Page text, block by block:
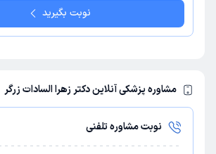
نوبت بگیرید
مشاوره پزشکی آنلاین دکتر زهرا السادات زرگر
نوبت مشاوره تلفنی